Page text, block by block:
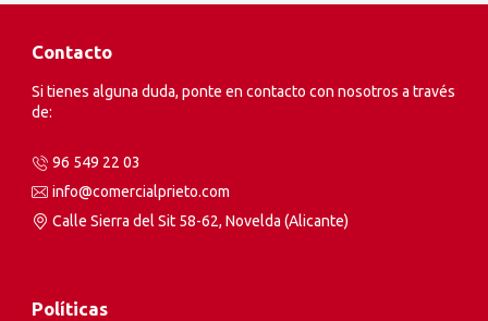
Contacto
Si tienes alguna duda, ponte en contacto con nosotros a través
de:
96 549 22 03
info@comercialprieto.com
Calle Sierra del Sit 58-62, Novelda (Alicante)
Políticas